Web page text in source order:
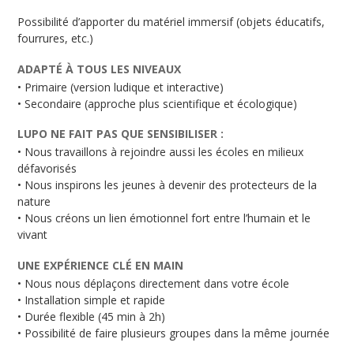
Possibilité d’apporter du matériel immersif (objets éducatifs,
fourrures, etc.)
ADAPTÉ À TOUS LES NIVEAUX
• Primaire (version ludique et interactive)
• Secondaire (approche plus scientifique et écologique)
LUPO NE FAIT PAS QUE SENSIBILISER :
• Nous travaillons à rejoindre aussi les écoles en milieux
défavorisés
• Nous inspirons les jeunes à devenir des protecteurs de la
nature
• Nous créons un lien émotionnel fort entre l’humain et le
vivant
UNE EXPÉRIENCE CLÉ EN MAIN
• Nous nous déplaçons directement dans votre école
• Installation simple et rapide
• Durée flexible (45 min à 2h)
• Possibilité de faire plusieurs groupes dans la même journée